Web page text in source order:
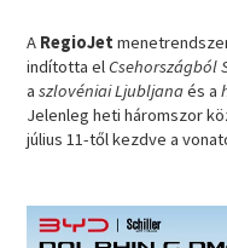
A RegioJet
indította elCsehországból
aszlovéniai Ljubljanaés a
Jelenleg heti háromszor
július 11-től kezdve a